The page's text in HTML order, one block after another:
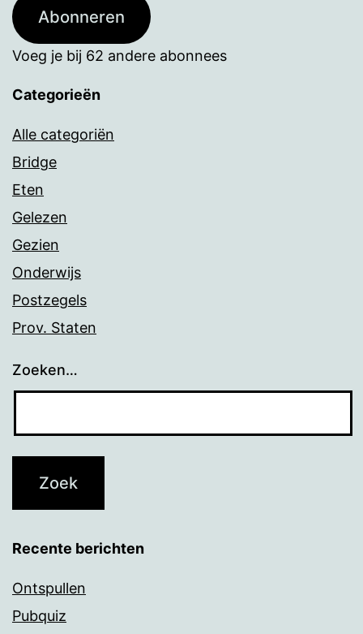
Abonneren
Voeg je bij 62 andere abonnees
Categorieën
Alle categoriën
Bridge
Eten
Gelezen
Gezien
Onderwijs
Postzegels
Prov. Staten
Zoeken…
Recente berichten
Ontspullen
Pubquiz